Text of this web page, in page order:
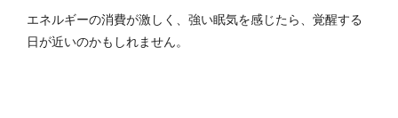
エネルギーの消費が激しく、強い眠気を感じたら、覚醒する
日が近いのかもしれません。